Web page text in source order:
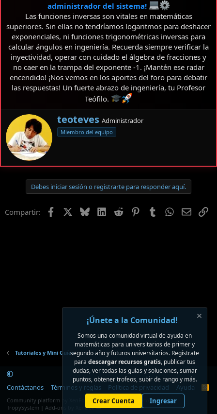
administrador del sistema!
Las funciones inversas son vitales en matemáticas
superiores. Sin ellas no tendríamos logaritmos para deshacer
exponenciales, ni funciones trigonométricas inversas para
calcular ángulos en ingeniería. Recuerda siempre verificar la
inyectividad, operar con cuidado el álgebra de fracciones y
no caer en la trampa del exponente -1. ¡Mantén ese radar
encendido! ¡Nos vemos en los aportes del foro para debatir
las respuestas! Un fuerte abrazo de ingeniería, tu Profesor
Teófilo.
E
s
c
o
p
o
r
teoteves Administrador
Miembro del equipo
Debes iniciar sesión o registrarte para responder aquí.
Compartir: Facebook BlueskyLinkedIn
Reddit PinterestTumblr WhatsApp
Email
Tutoriales y Mini Guías
Contáctanos Términos y reglas Política de privacidad Ayuda
R
Community platform by XenForo ® © 2010-2026 XenForo Ltd.
TropySystem | Add-ons by XenDev ☁️
¡Únete a la Comunidad!
Somos una comunidad virtual de ayuda en
matemáticas para universitarios de primer y
segundo año y futuros universitarios. Regístrate
para descargar recursos gratis, publicar tus
dudas, ver todas las guías y soluciones, sumar
puntos, obtener trofeos, subir de rango y más.
Crear Cuenta Ingresar